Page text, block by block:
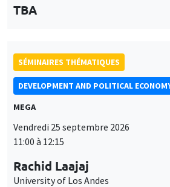
TBA
SÉMINAIRES THÉMATIQUES
DEVELOPMENT AND POLITICAL
MEGA
Vendredi 25 septembre 2026
11:00 à 12:15
Rachid Laajaj
University of Los Andes